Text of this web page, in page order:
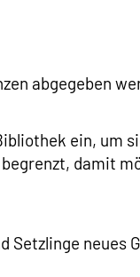
abgegeben
ein, um
damit
Setzlinge